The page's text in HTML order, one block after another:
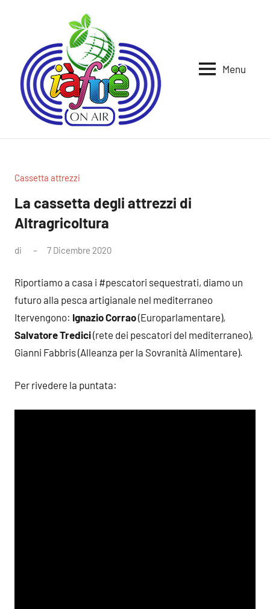
Iafue
Menu
Cassetta attrezzi
La cassetta degli attrezzi di
Altragricoltura
di 7 Dicembre 2020
Riportiamo a casa i #pescatori sequestrati, diamo un
futuro alla pesca artigianale nel mediterraneo
Itervengono: Ignazio Corrao(Europarlamentare),
Salvatore Tredici(rete dei pescatori del mediterraneo),
Gianni Fabbris (Alleanza per la Sovranità Alimentare).
Per rivedere la puntata: